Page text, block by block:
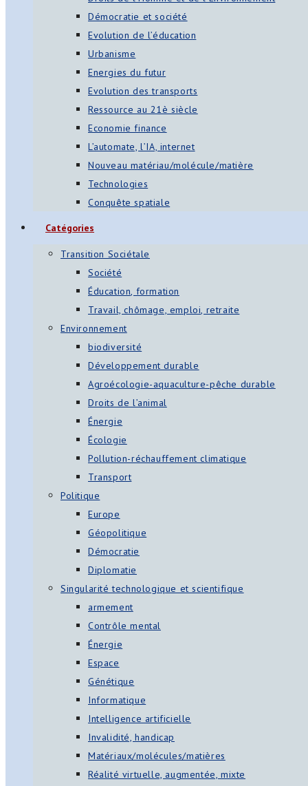
Démocratie et société
Evolution de l’éducation
Urbanisme
Energies du futur
Evolution des transports
Ressource au 21è siècle
Economie finance
L’automate, l’IA, internet
Nouveau matériau/molécule/matière
Technologies
Conquête spatiale
Catégories
Transition Sociétale
Société
Éducation, formation
Travail, chômage, emploi, retraite
Environnement
biodiversité
Développement durable
Agroécologie-aquaculture-pêche durable
Droits de l’animal
Énergie
Écologie
Pollution-réchauffement climatique
Transport
Politique
Europe
Géopolitique
Démocratie
Diplomatie
Singularité technologique et scientifique
armement
Contrôle mental
Énergie
Espace
Génétique
Informatique
Intelligence artificielle
Invalidité, handicap
Matériaux/molécules/matières
Réalité virtuelle, augmentée, mixte